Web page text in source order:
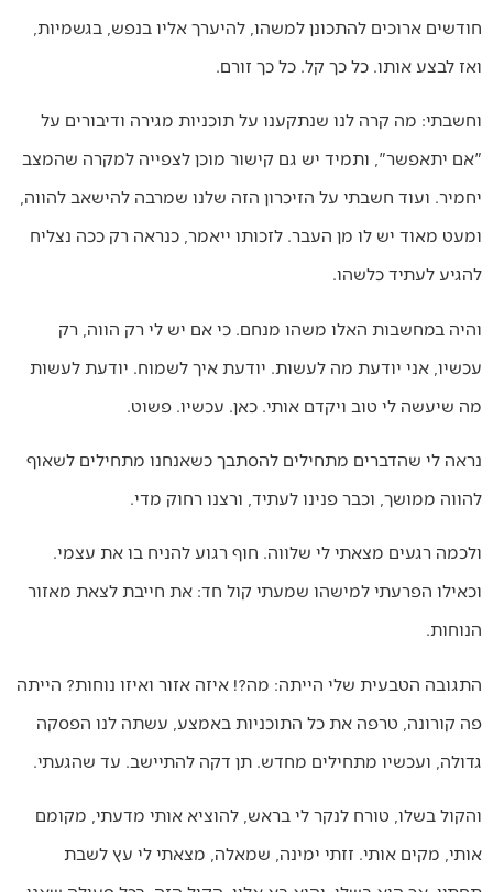
חודשים ארוכים להתכונן למשהו, להיערך אליו בנפש, בגשמיות,
ואז לבצע אותו. כל כך קל. כל כך זורם.
וחשבתי: מה קרה לנו שנתקענו על תוכניות מגירה ודיבורים על
"אם יתאפשר", ותמיד יש גם קישור מוכן לצפייה למקרה שהמצב
יחמיר. ועוד חשבתי על הזיכרון הזה שלנו שמרבה להישאב להווה,
ומעט מאוד יש לו מן העבר. לזכותו ייאמר, כנראה רק ככה נצליח
להגיע לעתיד כלשהו.
והיה במחשבות האלו משהו מנחם. כי אם יש לי רק הווה, רק
עכשיו, אני יודעת מה לעשות. יודעת איך לשמוח. יודעת לעשות
מה שיעשה לי טוב ויקדם אותי. כאן. עכשיו. פשוט.
נראה לי שהדברים מתחילים להסתבך כשאנחנו מתחילים לשאוף
להווה ממושך, וכבר פנינו לעתיד, ורצנו רחוק מדי.
ולכמה רגעים מצאתי לי שלווה. חוף רגוע להניח בו את עצמי.
וכאילו הפרעתי למישהו שמעתי קול חד: את חייבת לצאת מאזור
הנוחות.
התגובה הטבעית שלי הייתה: מה?! איזה אזור ואיזו נוחות? הייתה
פה קורונה, טרפה את כל התוכניות באמצע, עשתה לנו הפסקה
גדולה, ועכשיו מתחילים מחדש. תן דקה להתיישב. עד שהגעתי.
והקול בשלו, טורח לנקר לי בראש, להוציא אותי מדעתי, מקומם
אותי, מקים אותי. זזתי ימינה, שמאלה, מצאתי לי עץ לשבת